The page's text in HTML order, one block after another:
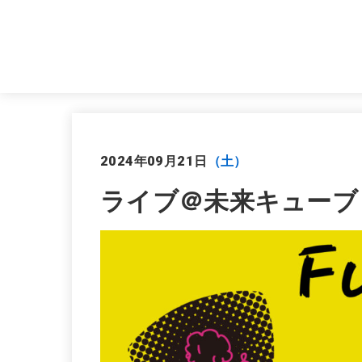
2024年09月21日 （土）
ライブ＠未来キューブ